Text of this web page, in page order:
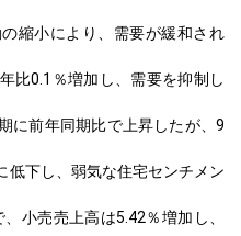
縮小により、需要が緩和され
比0.1％増加し、需要を抑制し
に前年同期比で上昇したが、9
低下し、弱気な住宅センチメン
小売売上高は5.42％増加し、